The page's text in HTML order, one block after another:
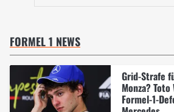
FORMEL 1 NEWS
Grid-Strafe
Monza?
Formel-1-